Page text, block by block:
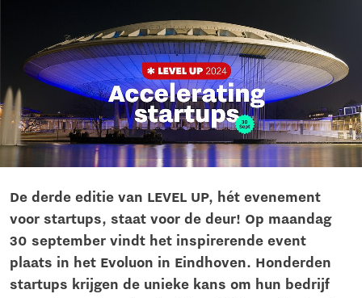
De derde editie van LEVEL UP, hét evenement
voor startups, staat voor de deur! Op maandag
30 september vindt het inspirerende event
plaats in het Evoluon in Eindhoven. Honderden
startups krijgen de unieke kans om hun bedrijf